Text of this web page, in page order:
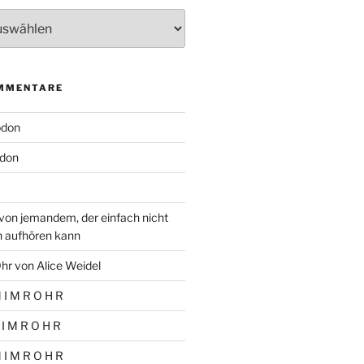
jemandem, der einfach nicht
aufhören kann
von Alice Weidel
I M R O H R
M R O H R
I M R O H R